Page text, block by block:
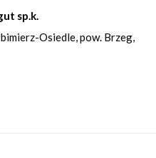
sp.k.
Osiedle, pow. Brzeg,